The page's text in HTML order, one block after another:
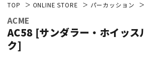
TOP ONLINE STORE パーカッション
ACME
AC58 [サンダラー・ホイッス
ク]